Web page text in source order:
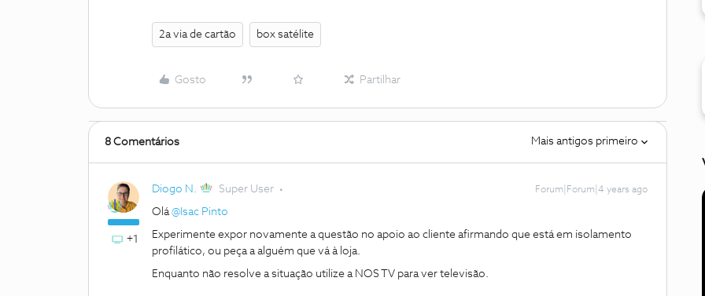
2a via de cartão box satélite
Gosto Partilhar
8 Comentários Mais antigos primeiro
+1
Diogo N. Super User Forum|Forum|4 years ago
Olá@Isac Pinto
Experimente expor novamente a questão no apoio ao cliente afirmando que está em isolamento
profilático, ou peça a alguém que vá à loja.
Enquanto não resolve a situação utilize a NOS TV para ver televisão.